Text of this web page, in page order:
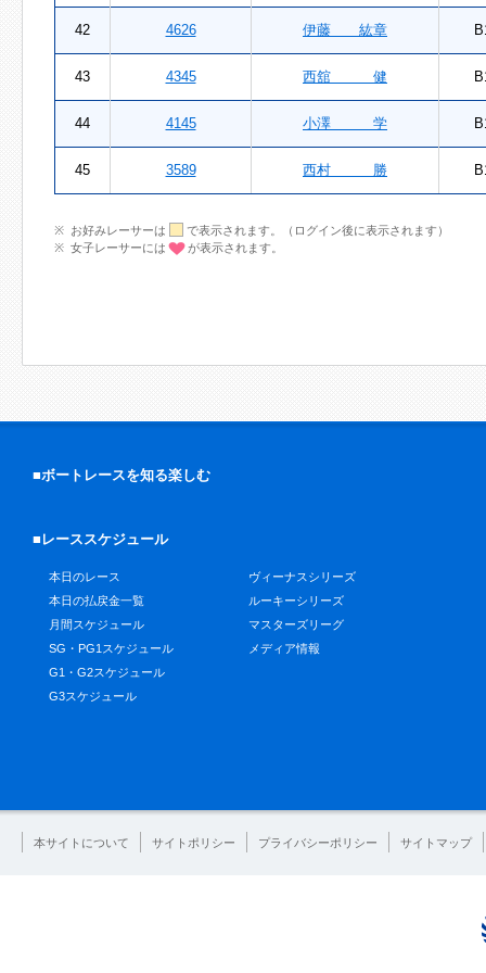
42 4626 伊藤 紘章
43 4345 西舘 健
44 4145 小澤 学
45 3589 西村 勝
お好みレーサーは
で表示されます。（ログイン後に表示されます）
女子レーサーには
が表示されます。
■ボートレースを知る楽しむ
■レーススケジュール
本日のレース
本日の払戻金一覧
月間スケジュール
SG・PG1スケジュール
G1・G2スケジュール
G3スケジュール
ヴィーナスシリーズ
ルーキーシリーズ
マスターズリーグ
メディア情報
本サイトについて サイトポリシー プライバシーポリシー サイトマップ